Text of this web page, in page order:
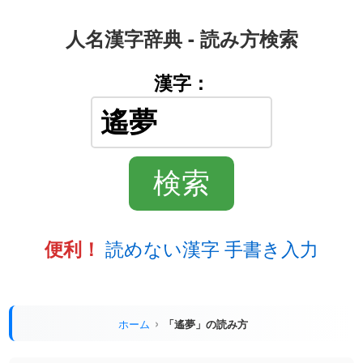
人名漢字辞典 - 読み方検索
漢字：
便利！ 読めない漢字 手書き入力
ホーム 「遙夢」の読み方